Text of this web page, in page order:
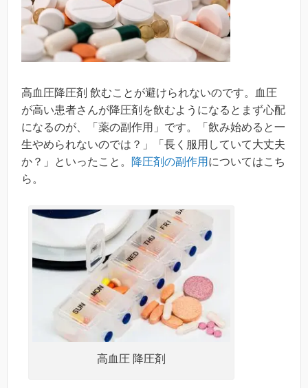
高血圧降圧剤 飲むことが避けられないのです。血圧
が高い患者さんが降圧剤を飲むようになるとまず心配
になるのが、「薬の副作用」です。「飲み始めると一
生やめられないのでは？」「長く服用していて大丈夫
か？」といったこと。
降圧剤の副作用 についてはこち
ら。
高血圧 降圧剤